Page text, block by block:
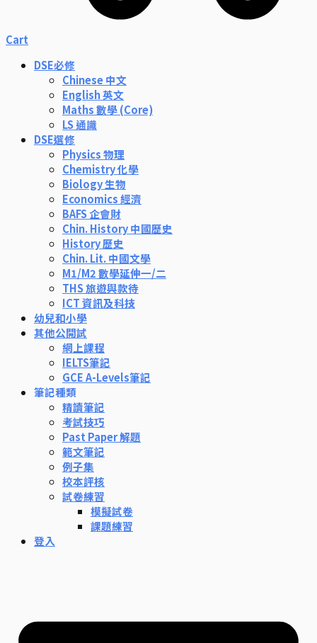
Cart
DSE必修
Chinese 中文
English 英文
Maths 數學 (Core)
LS 通識
DSE選修
Physics 物理
Chemistry 化學
Biology 生物
Economics 經濟
BAFS 企會財
Chin. History 中國歷史
History 歷史
Chin. Lit. 中國文學
M1/M2 數學延伸一/二
THS 旅遊與款待
ICT 資訊及科技
幼兒和小學
其他公開試
網上課程
IELTS筆記
GCE A-Levels筆記
筆記種類
精讀筆記
考試技巧
Past Paper 解題
範文筆記
例子集
校本評核
試卷練習
模擬試卷
課題練習
登入